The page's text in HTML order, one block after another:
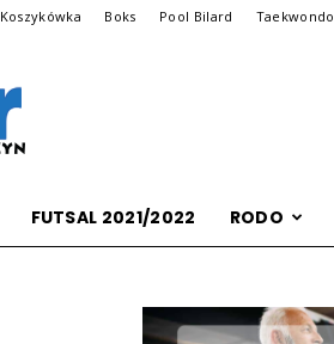
Koszykówka Boks Pool Bilard Taekwondo
FUTSAL 2021/2022 RODO